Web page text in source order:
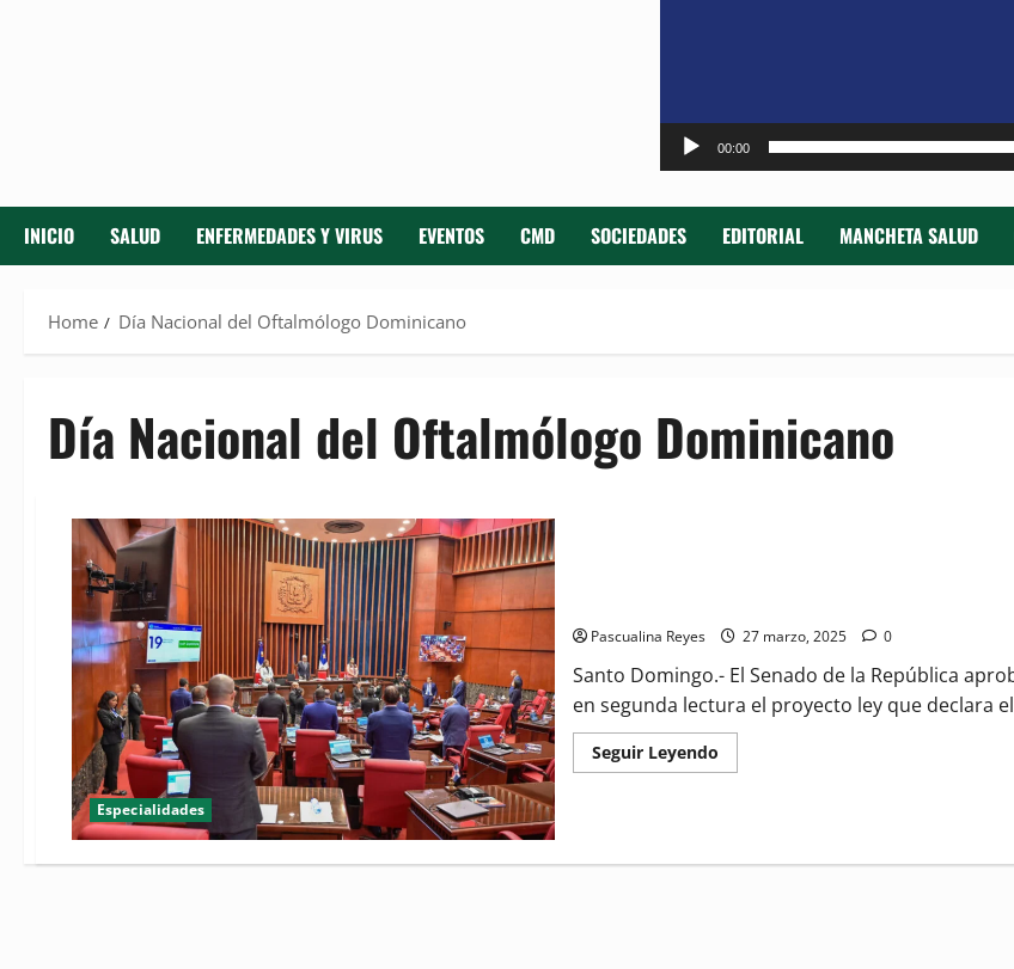
00:00
INICIO SALUD ENFERMEDADES Y VIRUS EVENTOS CMD SOCIEDADES EDITORIAL MANCHETA SALUD
Home Día Nacional del Oftalmólogo Dominicano
Día Nacional del Oftalmólogo Dominicano
Especialidades
Pascualina Reyes 27 marzo, 2025 0
Santo Domingo.- El Senado de la República
en segunda lectura el proyecto ley que declara
Seguir LeyendoRead
more
su